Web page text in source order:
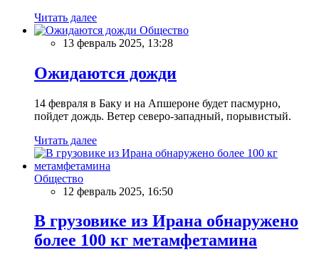
Читать далее
Общество
13 февраль 2025, 13:28
Ожидаются дожди
14 февраля в Баку и на Апшероне будет пасмурно,
пойдет дождь. Ветер северо-западный, порывистый.
Читать далее
Общество
12 февраль 2025, 16:50
В грузовике из Ирана обнаружено
более 100 кг метамфетамина